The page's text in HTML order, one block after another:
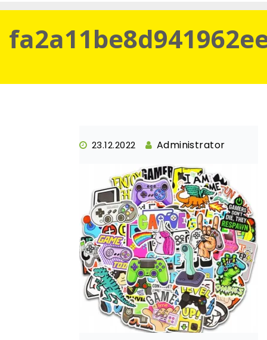
23.12.2022 Administrator